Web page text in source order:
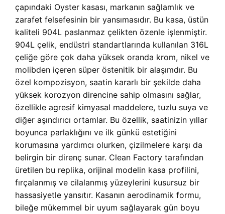
çapındaki Oyster kasası, markanın sağlamlık ve
zarafet felsefesinin bir yansımasıdır. Bu kasa, üstün
kaliteli 904L paslanmaz çelikten özenle işlenmiştir.
904L çelik, endüstri standartlarında kullanılan 316L
çeliğe göre çok daha yüksek oranda krom, nikel ve
molibden içeren süper östenitik bir alaşımdır. Bu
özel kompozisyon, saatin kararlı bir şekilde daha
yüksek korozyon direncine sahip olmasını sağlar,
özellikle agresif kimyasal maddelere, tuzlu suya ve
diğer aşındırıcı ortamlar. Bu özellik, saatinizin yıllar
boyunca parlaklığını ve ilk günkü estetiğini
korumasına yardımcı olurken, çizilmelere karşı da
belirgin bir direnç sunar. Clean Factory tarafından
üretilen bu replika, orijinal modelin kasa profilini,
fırçalanmış ve cilalanmış yüzeylerini kusursuz bir
hassasiyetle yansıtır. Kasanın aerodinamik formu,
bileğe mükemmel bir uyum sağlayarak gün boyu